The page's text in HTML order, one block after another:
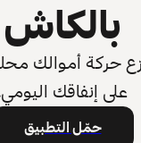
بالكاش
أموالك محليًا
على إنفاقك
حمّل التطبيق